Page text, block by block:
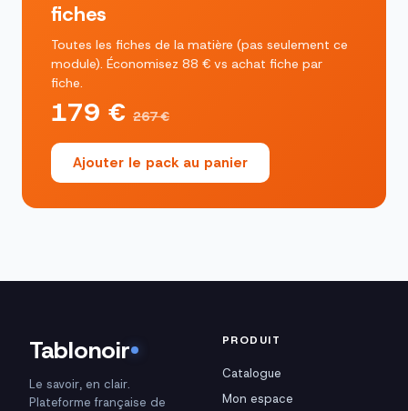
fiches
Toutes les fiches de la matière (pas seulement ce
module). Économisez 88 € vs achat fiche par
fiche.
179 € 267 €
Ajouter le pack au panier
Tablonoir
Le savoir, en clair.
Plateforme française de
PRODUIT
Catalogue
Mon espace